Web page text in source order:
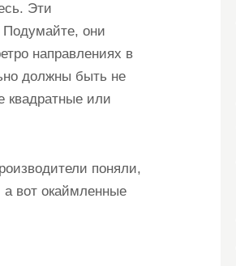
Эти
они
направлениях в
должны быть не
квадратные или
поняли,
вот окаймленные